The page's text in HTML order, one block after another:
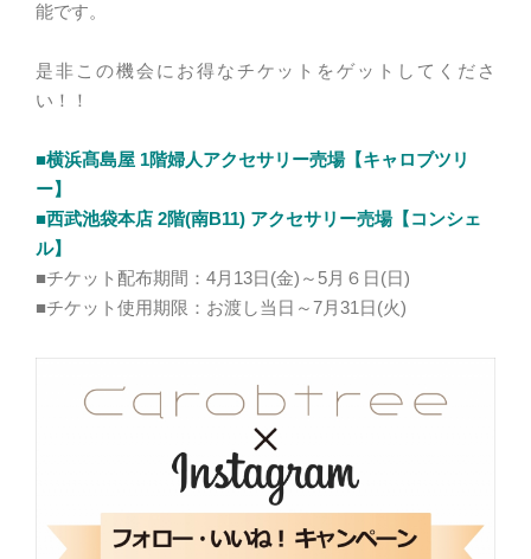
能です。
是非この機会にお得なチケットをゲットしてくださ
い！！
■横浜髙島屋 1階婦人アクセサリー売場【キャロブツリ
ー】
■西武池袋本店 2階(南B11) アクセサリー売場【コンシェ
ル】
■チケット配布期間：4月13日(金)～5月６日(日)
■チケット使用期限：お渡し当日～7月31日(火)